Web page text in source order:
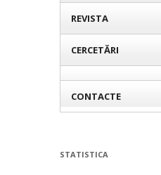
REVISTA
CERCETĂRI
CONTACTE
STATISTICA